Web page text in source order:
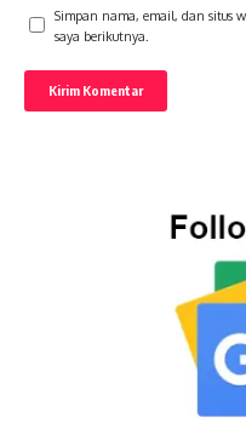
Simpan nama, email, dan situs
saya berikutnya.